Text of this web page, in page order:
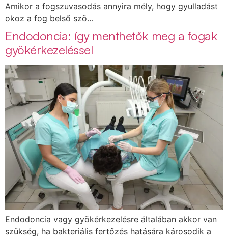
Amikor a fogszuvasodás annyira mély, hogy gyulladást
okoz a fog belső szö…
Endodoncia: így menthetők meg a fogak
gyökérkezeléssel
Endodoncia vagy gyökérkezelésre általában akkor van
szükség, ha bakteriális fertőzés hatására károsodik a